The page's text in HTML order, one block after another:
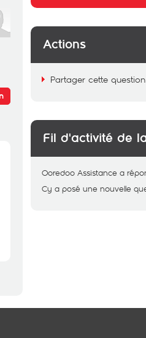
Actions
Partager cette question
Fil d'activité de
Ooredoo Assistance a
Cy a posé une nouvelle